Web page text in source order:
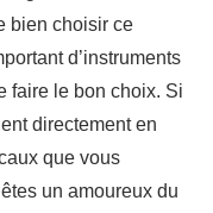
bien choisir ce
d’instruments
faire le bon choix. Si
directement en
que vous
un amoureux du